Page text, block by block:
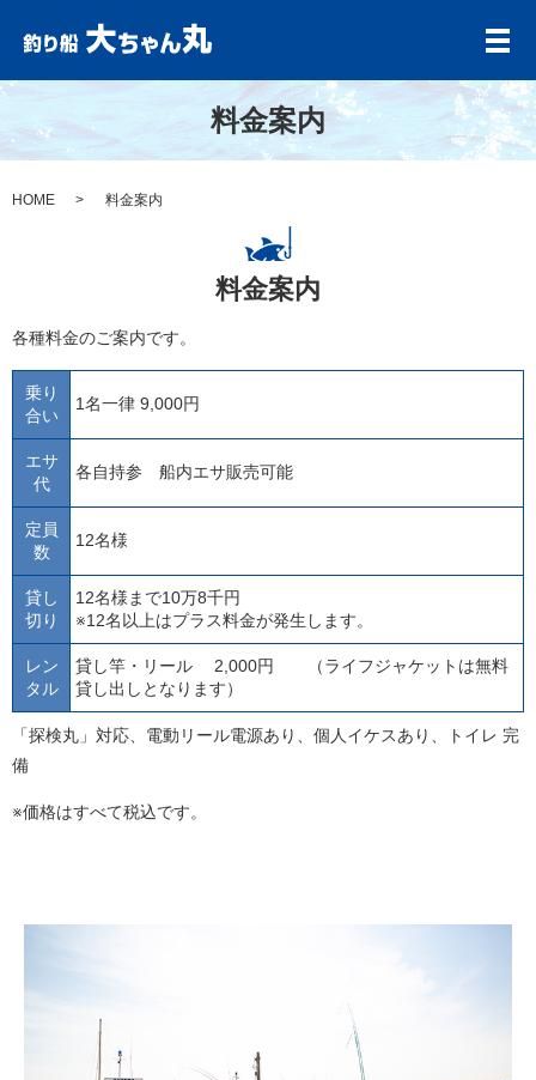
メ
料金案内
HOME 料金案内
料金案内
各種料金のご案内です。
乗り
合い
1名一律 9,000円
エサ
代
各自持参 船内エサ販売可能
定員
数
12名様
貸し
切り
12名様まで10万8千円
※12名以上はプラス料金が発生します。
レン
タル
貸し竿・リール 2,000円 （ライフジャケットは無料
貸し出しとなります）
「探検丸」対応、電動リール電源あり、個人イケスあり、トイレ 完
備
※価格はすべて税込です。